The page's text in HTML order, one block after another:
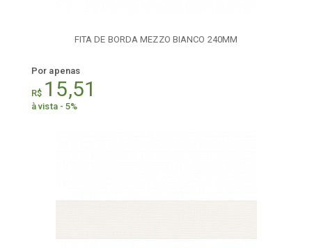
FITA DE BORDA MEZZO BIANCO 240MM
Por apenas
R$ 15,51
à vista - 5%